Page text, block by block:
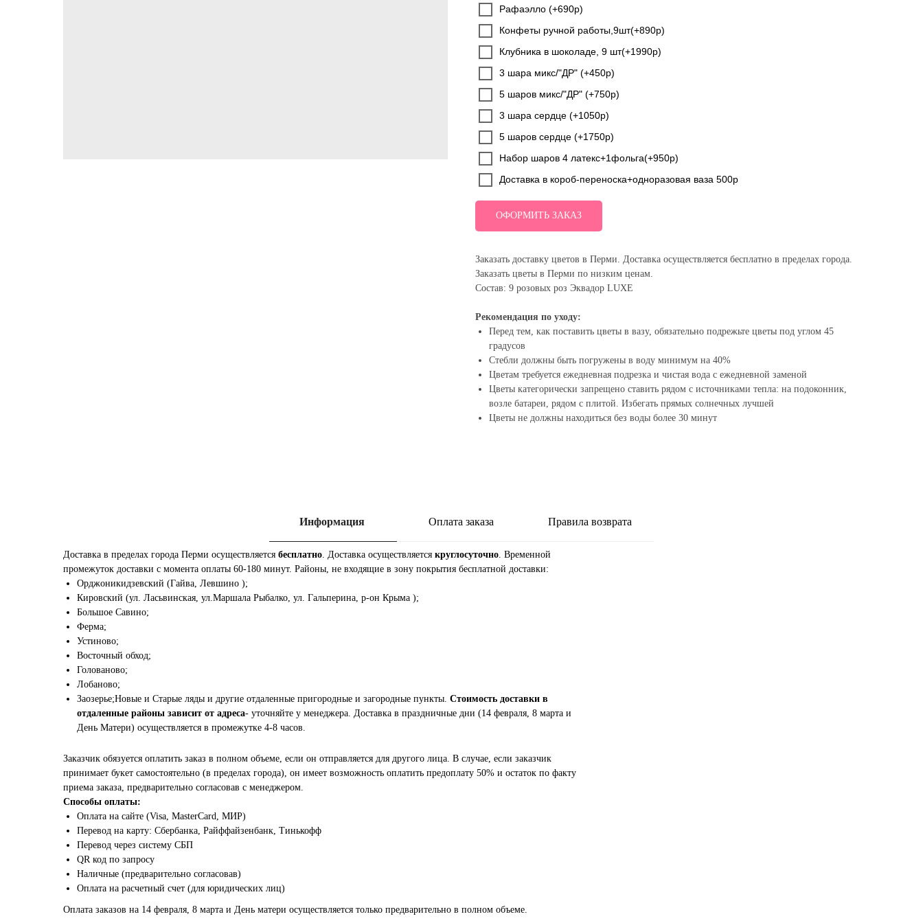
Рафаэлло (+690р)
Конфеты ручной работы,9шт(+890р)
Клубника в шоколаде, 9 шт(+1990р)
3 шара микс/"ДР" (+450р)
5 шаров микс/"ДР" (+750р)
3 шара сердце (+1050р)
5 шаров сердце (+1750р)
Набор шаров 4 латекс+1фольга(+950р)
Доставка в короб-переноска+одноразовая ваза 500р
ОФОРМИТЬ ЗАКАЗ
Заказать доставку цветов в Перми. Доставка осуществляется бесплатно в пределах города.
Заказать цветы в Перми по низким ценам.
Состав: 9 розовых роз Эквадор LUXE
Рекомендация по уходу:
Перед тем, как поставить цветы в вазу, обязательно подрежьте цветы под углом 45
градусов
Стебли должны быть погружены в воду минимум на 40%
Цветам требуется ежедневная подрезка и чистая вода с ежедневной заменой
Цветы категорически запрещено ставить рядом с источниками тепла: на подоконник,
возле батареи, рядом с плитой. Избегать прямых солнечных лучшей
Цветы не должны находиться без воды более 30 минут
Информация Оплата заказа Правила возврата
Доставка в пределах города Перми осуществляется бесплатно. Доставка осуществляется круглосуточно. Временной
промежуток доставки с момента оплаты 60-180 минут. Районы, не входящие в зону покрытия бесплатной доставки:
Орджоникидзевский (Гайва, Левшино );
Кировский (ул. Ласьвинская, ул.Маршала Рыбалко, ул. Гальперина, р-он Крыма );
Большое Савино;
Ферма;
Устиново;
Восточный обход;
Голованово;
Лобаново;
Заозерье;Новые и Старые ляды и другие отдаленные пригородные и загородные пункты. Стоимость доставки в
отдаленные районы зависит от адреса- уточняйте у менеджера. Доставка в праздничные дни (14 февраля, 8 марта и
День Матери) осуществляется в промежутке 4-8 часов.
Заказчик обязуется оплатить заказ в полном объеме, если он отправляется для другого лица. В случае, если заказчик
принимает букет самостоятельно (в пределах города), он имеет возможность оплатить предоплату 50% и остаток по факту
приема заказа, предварительно согласовав с менеджером.
Способы оплаты:
Оплата на сайте (Visa, MasterCard, МИР)
Перевод на карту: Сбербанка, Райффайзенбанк, Тинькофф
Перевод через систему СБП
QR код по запросу
Наличные (предварительно согласовав)
Оплата на расчетный счет (для юридических лиц)
Оплата заказов на 14 февраля, 8 марта и День матери осуществляется только предварительно в полном объеме.